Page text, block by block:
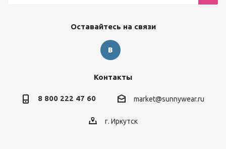
Оставайтесь на связи
Контакты
8 800 222 47 60 market@sunnywear.ru
г. Иркутск